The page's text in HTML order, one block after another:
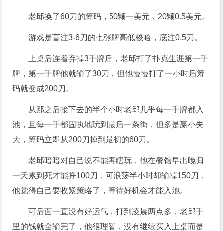
老邱换了60刀的筹码，50颗一美元，20颗0.5美元。
游戏是盲注3-6刀的七张牌高低梭哈，底注0.5刀。
上桌后连着弃掉3手牌后，老邱打了扑克生涯第一手
牌，第一手牌他就输了30刀，但他慢慢打了一小时后筹
码就变成200刀。
从那之后接下去的半个小时老邱几乎每一手牌都入
池，且每一手都固执地玩到最后一条街，但多是赢小失
大，筹码立即从200刀掉到最初的60刀。
老邱暗暗对自己说不能再瞎玩，他在餐馆早出晚归
一天累到死才能挣100刀，可浪荡半小时却输掉150刀，
他觉得自己要收紧策略了，等待好机会才能入池。
可后面一直没有好运气，打到凌晨两点多，老邱手
里的钱就全输完了，他很理智，没有继续买入上桌而是